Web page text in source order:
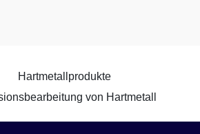
Hartmetallprodukte
von Hartmetall